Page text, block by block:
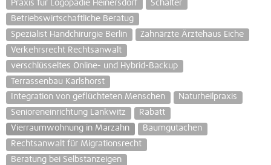
Praxis für Logopädie Heinersdorf
Schalter
Betriebswirtschaftliche Beratug
Spezialist Handchirurgie Berlin
Zahnärzte Ärztehaus Eiche
Verkehrsrecht Rechtsanwalt
verschlüsseltes Online- und Hybrid-Backup
Terrassenbau Karlshorst
Integration von geflüchteten Menschen
Naturheilpraxis
Senioreneinrichtung Lankwitz
Rabatt
Vierraumwohnung in Marzahn
Baumgutachen
Rechtsanwalt für Migrationsrecht
Beratung bei Selbstanzeigen